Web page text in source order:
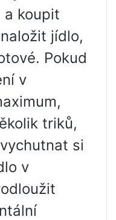
a koupit
jídlo,
Pokud
v
triků,
si
v